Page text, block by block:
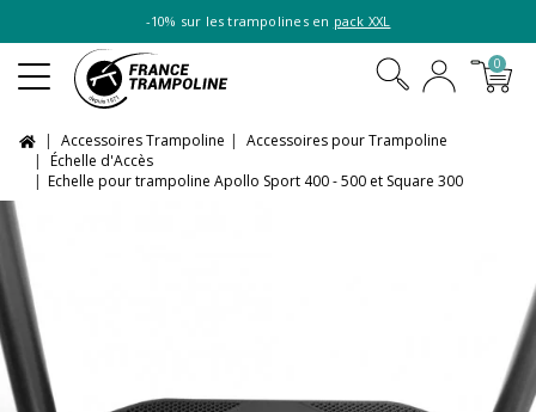
-10% sur les trampolines en pack XXL
0
Accessoires Trampoline
Accessoires pour Trampoline
Échelle d'Accès
Echelle pour trampoline Apollo Sport 400 - 500 et Square 300